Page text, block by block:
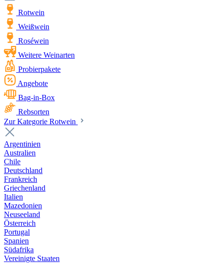
Rotwein
Weißwein
Roséwein
Weitere Weinarten
Probierpakete
Angebote
Bag-in-Box
Rebsorten
Zur Kategorie Rotwein
Argentinien
Australien
Chile
Deutschland
Frankreich
Griechenland
Italien
Mazedonien
Neuseeland
Österreich
Portugal
Spanien
Südafrika
Vereinigte Staaten